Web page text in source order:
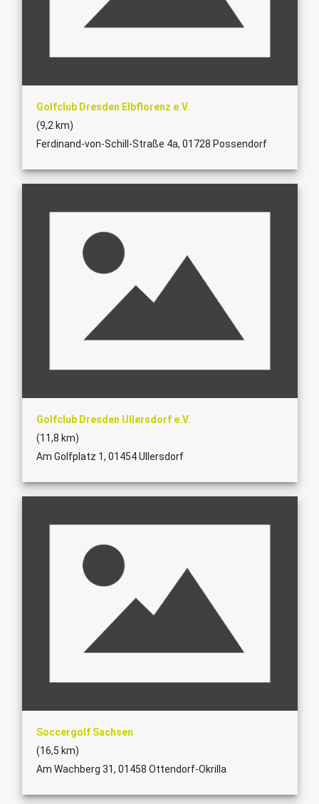
Golfclub Dresden Elbflorenz e.V.
(9,2 km)
Ferdinand-von-Schill-Straße 4a, 01728 Possendorf
Golfclub Dresden Ullersdorf e.V.
(11,8 km)
Am Golfplatz 1, 01454 Ullersdorf
Soccergolf Sachsen
(16,5 km)
Am Wachberg 31, 01458 Ottendorf-Okrilla